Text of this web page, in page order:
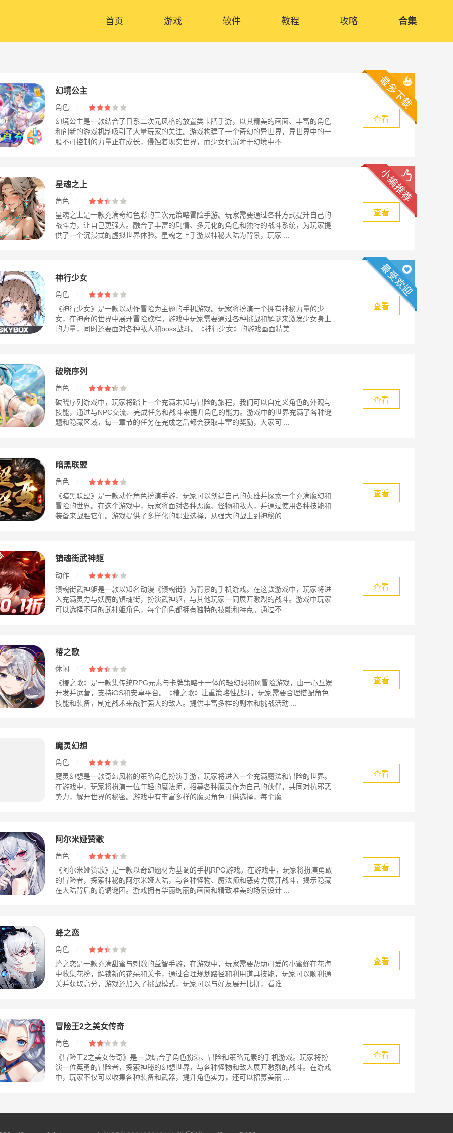
首页 游戏 软件 教程 攻略 合集
幻境公主
角色
幻境公主是一款结合了日系二次元风格的放置类卡牌手游，以其精美的画面、丰富的角色
和创新的游戏机制吸引了大量玩家的关注。游戏构建了一个奇幻的异世界，异世界中的一
股不可控制的力量正在成长，侵蚀着现实世界，而少女也沉睡于幻境中不 ...
查看
星魂之上
角色
星魂之上是一款充满奇幻色彩的二次元策略冒险手游。玩家需要通过各种方式提升自己的
战斗力，让自己更强大。融合了丰富的剧情、多元化的角色和独特的战斗系统，为玩家提
供了一个沉浸式的虚拟世界体验。星魂之上手游以神秘大陆为背景，玩家 ...
查看
神行少女
角色
《神行少女》是一款以动作冒险为主题的手机游戏。玩家将扮演一个拥有神秘力量的少
女，在神奇的世界中展开冒险旅程。游戏中玩家需要通过各种挑战和解谜来激发少女身上
的力量，同时还要面对各种敌人和boss战斗。《神行少女》的游戏画面精美 ...
查看
破晓序列
角色
破晓序列游戏中，玩家将踏上一个充满未知与冒险的旅程，我们可以自定义角色的外观与
技能，通过与NPC交流、完成任务和战斗来提升角色的能力。游戏中的世界充满了各种谜
题和隐藏区域，每一章节的任务在完成之后都会获取丰富的奖励，大家可 ...
查看
暗黑联盟
角色
《暗黑联盟》是一款动作角色扮演手游，玩家可以创建自己的英雄并探索一个充满魔幻和
冒险的世界。在这个游戏中，玩家将面对各种恶魔、怪物和敌人，并通过使用各种技能和
装备来战胜它们。游戏提供了多样化的职业选择，从强大的战士到神秘的 ...
查看
镇魂街武神躯
动作
镇魂街武神躯是一款以知名动漫《镇魂街》为背景的手机游戏。在这款游戏中，玩家将进
入充满灵力与妖魔的镇魂街，扮演武神躯，与其他玩家一同展开激烈的战斗。游戏中玩家
可以选择不同的武神躯角色，每个角色都拥有独特的技能和特点。通过不 ...
查看
椿之歌
休闲
《椿之歌》是一款集传统RPG元素与卡牌策略于一体的轻幻想和风冒险游戏，由一心互娱
开发并运营，支持iOS和安卓平台。《椿之歌》注重策略性战斗，玩家需要合理搭配角色
技能和装备，制定战术来战胜强大的敌人。提供丰富多样的副本和挑战活动 ...
查看
魔灵幻想
角色
魔灵幻想是一款奇幻风格的策略角色扮演手游，玩家将进入一个充满魔法和冒险的世界。
在游戏中，玩家将扮演一位年轻的魔法师，招募各种魔灵作为自己的伙伴，共同对抗邪恶
势力，解开世界的秘密。游戏中有丰富多样的魔灵角色可供选择，每个魔 ...
查看
阿尔米娅赞歌
角色
《阿尔米娅赞歌》是一款以奇幻题材为基调的手机RPG游戏。在游戏中，玩家将扮演勇敢
的冒险者，探索神秘的阿尔米娅大陆，与各种怪物、魔法师和恶势力展开战斗，揭示隐藏
在大陆背后的诡谲谜团。游戏拥有华丽绚丽的画面和精致唯美的场景设计 ...
查看
蜂之恋
角色
蜂之恋是一款充满甜蜜与刺激的益智手游，在游戏中，玩家需要帮助可爱的小蜜蜂在花海
中收集花粉，解锁新的花朵和关卡，通过合理规划路径和利用道具技能，玩家可以顺利通
关并获取高分，游戏还加入了挑战模式，玩家可以与好友展开比拼，看谁 ...
查看
冒险王2之美女传奇
角色
《冒险王2之美女传奇》是一款结合了角色扮演、冒险和策略元素的手机游戏。玩家将扮
演一位英勇的冒险者，探索神秘的幻想世界，与各种怪物和敌人展开激烈的战斗。在游戏
中，玩家不仅可以收集各种装备和武器，提升角色实力，还可以招募美丽 ...
查看